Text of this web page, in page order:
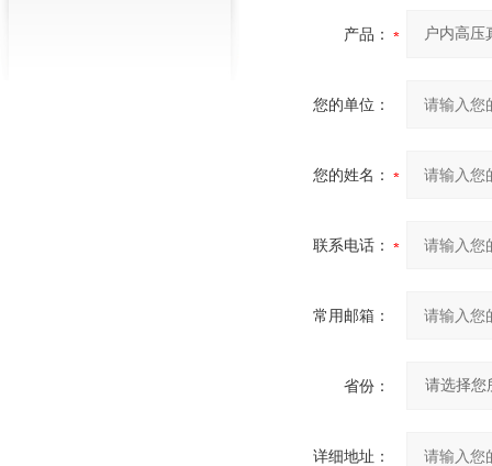
产品：
您的单位：
您的姓名：
联系电话：
常用邮箱：
省份：
详细地址：